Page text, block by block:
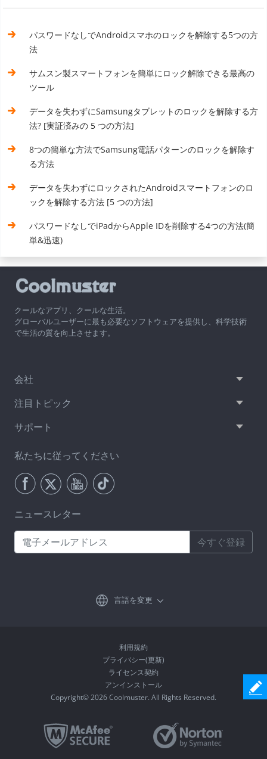
パスワードなしでAndroidスマホのロックを解除する5つの方
法
サムスン製スマートフォンを簡単にロック解除できる最高の
ツール
データを失わずにSamsungタブレットのロックを解除する方
法? [実証済みの 5 つの方法]
8つの簡単な方法でSamsung電話パターンのロックを解除す
る方法
データを失わずにロックされたAndroidスマートフォンのロ
ックを解除する方法 [5 つの方法]
パスワードなしでiPadからApple IDを削除する4つの方法(簡
単&迅速)
クールなアプリ、クールな生活。
グローバルユーザーに最も必要なソフトウェアを提供し、科学技術
で生活の質を向上させます。
会社
注目トピック
サポート
私たちに従ってください
ニュースレター
今すぐ登録
言語を変更
利用規約
プライバシー(更新)
ライセンス契約
アンインストール
Copyright© 2026 Coolmuster. All Rights Reserved.